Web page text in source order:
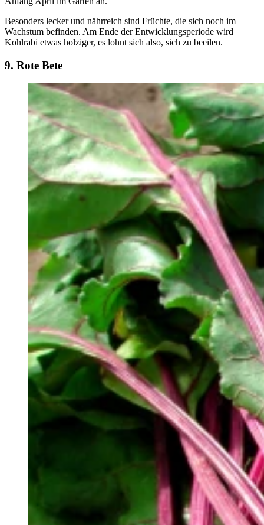
Besonders lecker und nährreich sind Früchte, die sich noch im
Wachstum befinden. Am Ende der Entwicklungsperiode wird
Kohlrabi etwas holziger, es lohnt sich also, sich zu beeilen.
9. Rote Bete